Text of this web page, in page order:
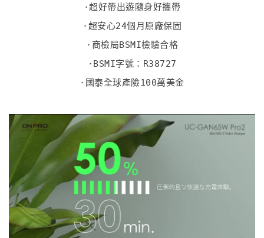
·超好帶出遊隨身好攜帶
·超安心24個月原廠保固
·商檢局BSMI檢驗合格
·BSMI字號：R38727
·國泰全球產險100萬美金